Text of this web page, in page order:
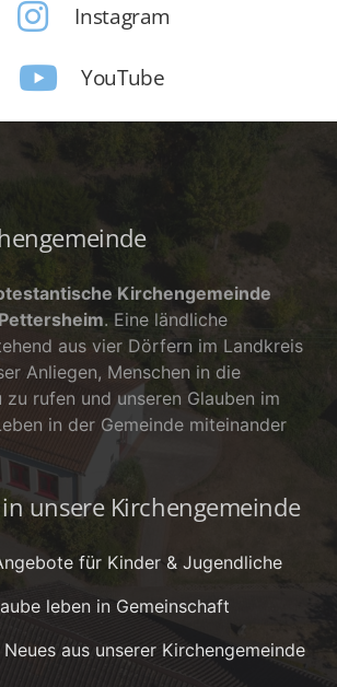
Instagram
YouTube
Kirchengemeinde
. Eine ländliche
aus vier Dörfern im Landkreis
Anliegen, Menschen in die
rufen und unseren Glauben im
in der Gemeinde miteinander
unsere Kirchengemeinde
für Kinder & Jugendliche
leben in Gemeinschaft
aus unserer Kirchengemeinde